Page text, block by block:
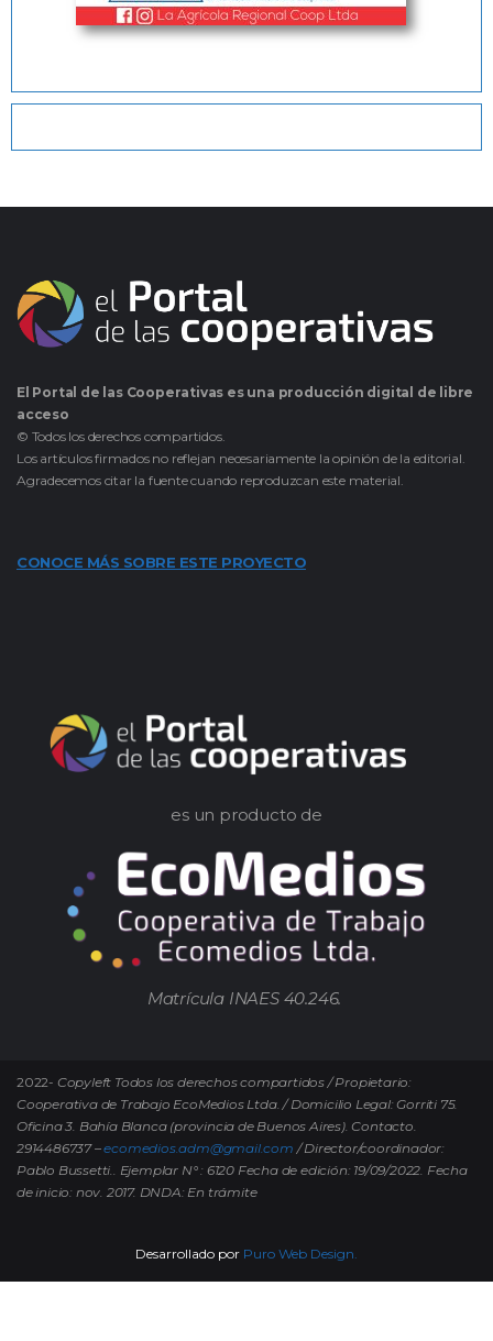
El Portal de las Cooperativas es una producción digital de libre
acceso
© Todos los derechos compartidos.
Los artículos firmados no reflejan necesariamente la opinión de la editorial.
Agradecemos citar la fuente cuando reproduzcan este material.
CONOCE MÁS SOBRE ESTE PROYECTO
es un producto de
Matrícula INAES 40.246.
2022- Copyleft Todos los derechos compartidos / Propietario:
Cooperativa de Trabajo EcoMedios Ltda. / Domicilio Legal: Gorriti 75.
Oficina 3. Bahía Blanca (provincia de Buenos Aires). Contacto.
2914486737 –ecomedios.adm@gmail.com / Director/coordinador:
Pablo Bussetti.. Ejemplar N° : 6120 Fecha de edición: 19/09/2022. Fecha
de inicio: nov. 2017. DNDA: En trámite
Desarrollado por Puro Web Design.